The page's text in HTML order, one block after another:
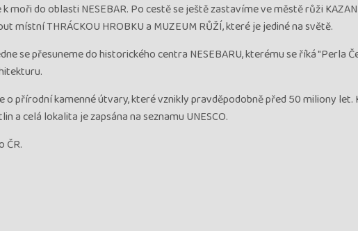
moři do oblasti NESEBAR. Po cestě se ještě zastavíme ve městě růži
THRÁCKOU HROBKU a MUZEUM RŮŽÍ, které je jediné na světě.
se přesuneme do historického centra NESEBARU, kterému se říká "Perla
o přírodní kamenné útvary, které vznikly pravděpodobně před 50 miliony let.
a celá lokalita je zapsána na seznamu UNESCO.
ČR.